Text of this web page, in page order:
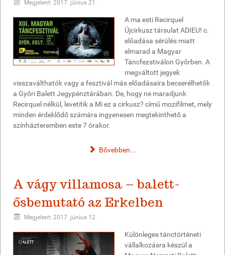
Megjelent: 2017. június 21.
A ma esti Recirquel
Újcirkusz társulat ADIEU! c.
előadása sérülés miatt
elmarad a Magyar
Táncfezstiválon Győrben. A
megváltott jegyek
visszaválthatók vagy a fesztivál más előadásaira becserélhetők
a Győri Balett Jegypénztárában. De, hogy ne maradjunk
Recirquel nélkül, levetítik a Mi ez a cirkusz? című mozifilmet, mely
minden érdeklődő számára ingyenesen megtekinthető a
színházteremben este 7 órakor.
Bővebben...
A vágy villamosa – balett-
ősbemutató az Erkelben
Megjelent: 2017. június 12.
Különleges tánctörténeti
vállalkozásra készül a